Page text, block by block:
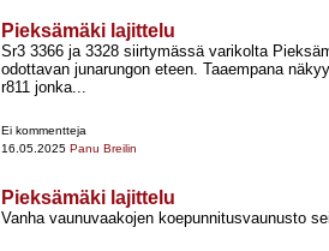
Pieksämäki lajittelu
Sr3 3366 ja 3328 siirtymässä varikolta
odottavan junarungon eteen. Taaempana
r811 jonka...
Ei kommentteja
16.05.2025 Panu Breilin
Pieksämäki lajittelu
Vanha vaunuvaakojen koepunnitusvaunusto